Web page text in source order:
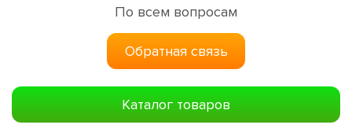
По всем вопросам
Обратная связь
Каталог товаров